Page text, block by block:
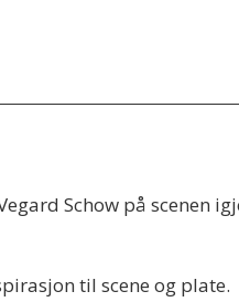
Schow på scenen
til scene og plate.